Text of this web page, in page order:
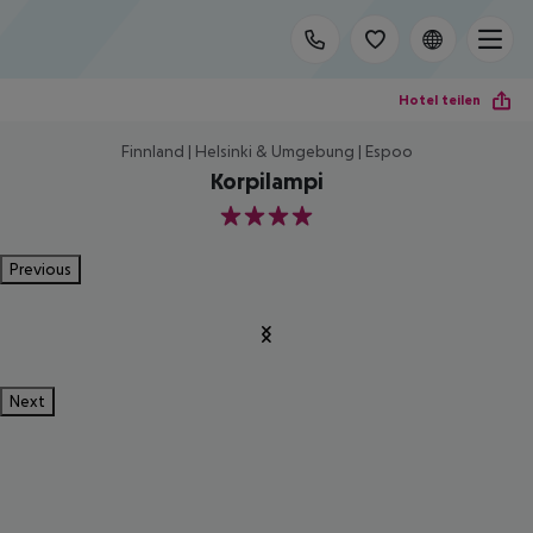
Hotel teilen
Finnland | Helsinki & Umgebung | Espoo
Korpilampi
4
Previous
Next